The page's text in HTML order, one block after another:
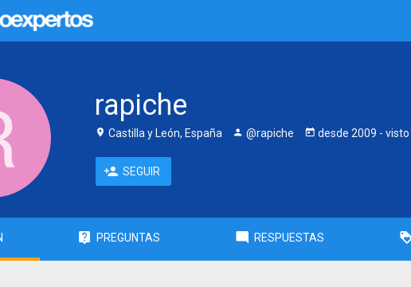
rapiche
Castilla y León, España @rapiche desde 2009 - visto
SEGUIR
PREGUNTAS RESPUESTAS